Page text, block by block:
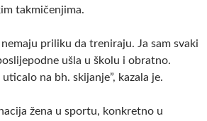
takmičenjima.
priliku da treniraju. Ja sam svaki
ušla u školu i obratno.
na bh. skijanje”, kazala je.
žena u sportu, konkretno u